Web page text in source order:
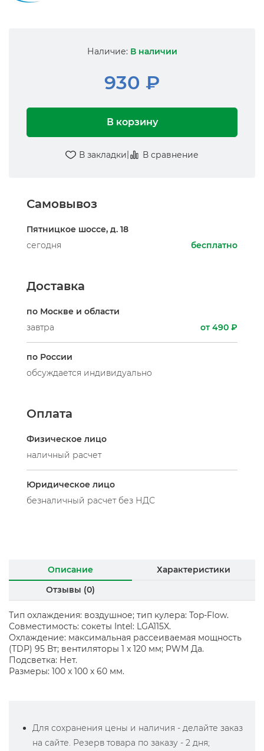
Наличие: В наличии
930 ₽
В корзину
В закладки| В сравнение
Самовывоз
Пятницкое шоссе, д. 18
сегодня
бесплатно
Доставка
по Москве и области
завтра
от 490 ₽
по России
обсуждается индивидуально
Оплата
Физическое лицо
наличный расчет
Юридическое лицо
безналичный расчет без НДС
Описание
Характеристики
Отзывы (0)
Тип охлаждения: воздушное; тип кулера: Top-Flow.
Совместимость: сокеты Intel: LGA115X.
Охлаждение: максимальная рассеиваемая мощность
(TDP) 95 Вт; вентиляторы 1 x 120 мм; PWM Да.
Подсветка: Нет.
Размеры: 100 x 100 x 60 мм.
Для сохранения цены и наличия - делайте заказ
на сайте. Резерв товара по заказу - 2 дня;